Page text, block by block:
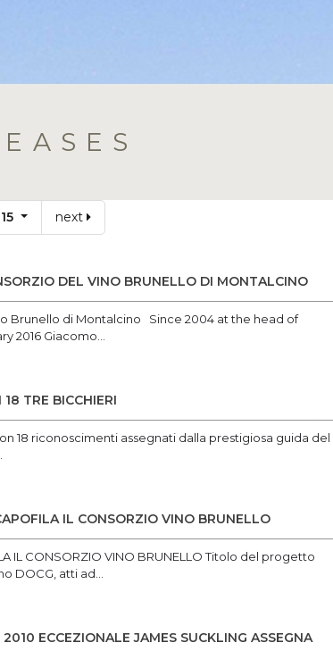
next
DEL VINO BRUNELLO DI MONTALCINO
Brunello di Montalcino Since 2004 at the head of
2016 Giacomo...
TRE BICCHIERI
18 riconoscimenti assegnati dalla prestigiosa guida del
IL CONSORZIO VINO BRUNELLO
IL CONSORZIO VINO BRUNELLO Titolo del progetto
DOCG, atti ad...
ECCEZIONALE JAMES SUCKLING ASSEGNA